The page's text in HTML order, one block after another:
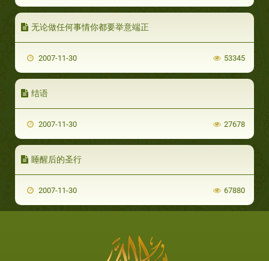
无论做任何事情你都要举意端正
2007-11-30 53345
结语
2007-11-30 27678
睡醒后的圣行
2007-11-30 67880